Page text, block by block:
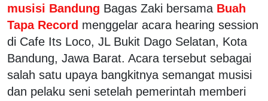
musisi Bandung Bagas Zaki bersama Buah
Tapa Record menggelar acara hearing session
di Cafe Its Loco, JL Bukit Dago Selatan, Kota
Bandung, Jawa Barat. Acara tersebut sebagai
salah satu upaya bangkitnya semangat musisi
dan pelaku seni setelah pemerintah memberi